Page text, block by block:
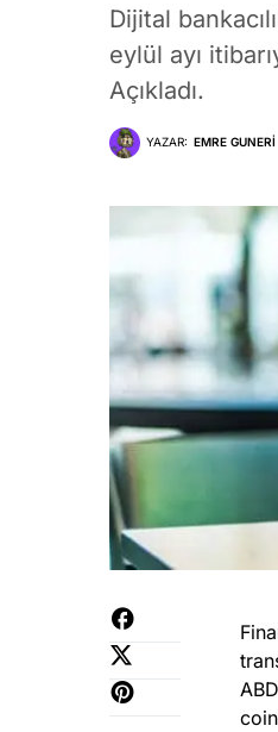
Dijital
eylül ayı
Açıkladı.
YAZAR: EMRE GUNERI